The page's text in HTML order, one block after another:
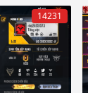
14231